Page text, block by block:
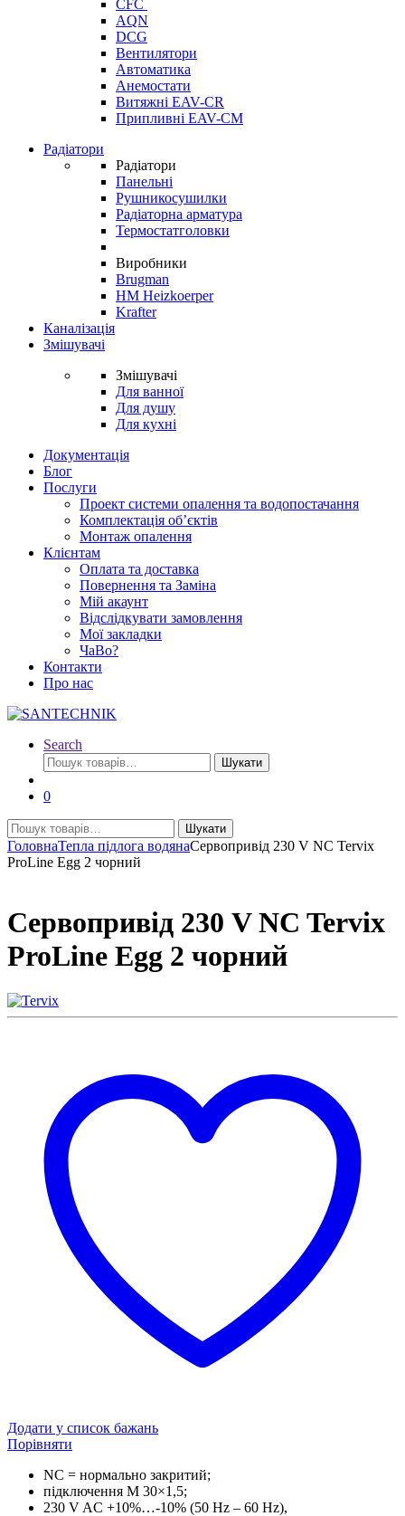
CFC
AQN
DCG
Вентилятори
Автоматика
Анемостати
Витяжні EAV-CR
Припливні EAV-CM
Радіатори
Радіатори
Панельні
Рушникосушилки
Радіаторна арматура
Термостатголовки
Виробники
Brugman
HM Heizkoerper
Krafter
Каналізація
Змішувачі
Змішувачі
Для ванної
Для душу
Для кухні
Документація
Блог
Послуги
Проект системи опалення та водопостачання
Комплектація об’єктів
Монтаж опалення
Клієнтам
Оплата та доставка
Повернення та Заміна
Мій акаунт
Відслідкувати замовлення
Мої закладки
ЧаВо?
Контакти
Про нас
Search
Шукати:
Шукати
0
Шукати:
Шукати
ГоловнаТепла підлога водянаСервопривід 230 V NC Tervix
ProLine Egg 2 чорний
Сервопривід 230 V NC Tervix
ProLine Egg 2 чорний
Додати у список бажань
Порівняти
NC = нормально закритий;
підключення M 30×1,5;
230 V AC +10%…-10% (50 Hz – 60 Hz),